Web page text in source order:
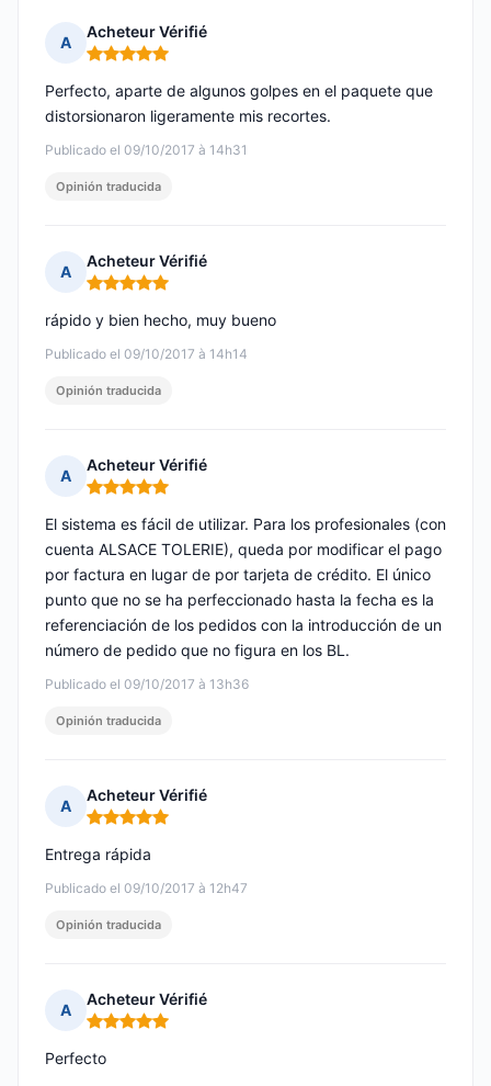
A
Acheteur Vérifié
Nota: 5 de 5
Publicado el 09/10/2017 à 14h31
Perfecto, aparte de algunos golpes en el paquete que
distorsionaron ligeramente mis recortes.
Opinión traducida
A
Acheteur Vérifié
Nota: 5 de 5
Publicado el 09/10/2017 à 14h14
rápido y bien hecho, muy bueno
Opinión traducida
A
Acheteur Vérifié
Nota: 5 de 5
Publicado el 09/10/2017 à 13h36
El sistema es fácil de utilizar. Para los profesionales (con
cuenta ALSACE TOLERIE), queda por modificar el pago
por factura en lugar de por tarjeta de crédito. El único
punto que no se ha perfeccionado hasta la fecha es la
referenciación de los pedidos con la introducción de un
número de pedido que no figura en los BL.
Opinión traducida
A
Acheteur Vérifié
Nota: 5 de 5
Publicado el 09/10/2017 à 12h47
Entrega rápida
Opinión traducida
A
Acheteur Vérifié
Nota: 5 de 5
Perfecto